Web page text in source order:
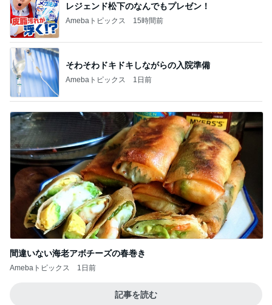
レジェンド松下のなんでもプレゼン！
Amebaトピックス 15時間前
そわそわドキドキしながらの入院準備
Amebaトピックス 1日前
間違いない海老アボチーズの春巻き
Amebaトピックス 1日前
記事を読む